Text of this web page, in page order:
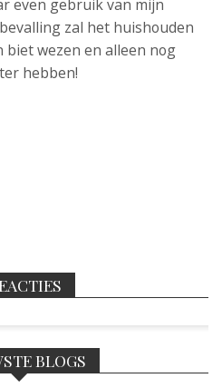
even gebruik van mijn
zal het huishouden
biet wezen en alleen nog
hebben!
BLOGS